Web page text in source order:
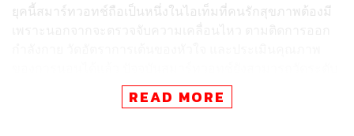
ยุคนี้สมาร์ทวอทช์ถือเป็นหนึ่งในไอเท็มที่คนรักสุขภาพต้องมี
ความเครียดของเราได้อีกด้วยREAD MORE